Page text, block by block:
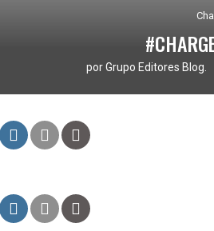
porGrupo Editores Blog.